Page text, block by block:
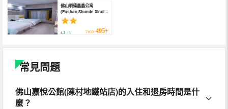
佛山順德鑫鑫公寓
(Foshan Shunde Xinxin
Apartment)
4.3 / 5 TWD 495+
常見問題
佛山嘉悅公館(陳村地鐵站店)的入住和退房時間是什
麼？